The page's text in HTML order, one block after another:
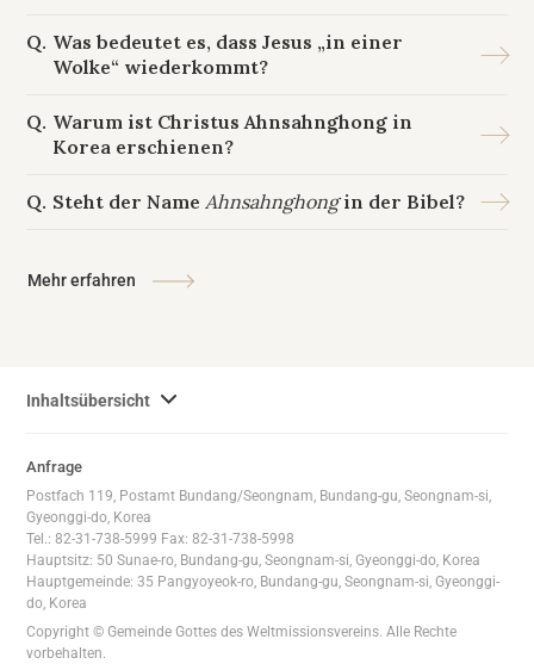
Was bedeutet es, dass Jesus „in einer
Wolke“ wiederkommt?
Warum ist Christus Ahnsahnghong in
Korea erschienen?
Steht der Name Ahnsahnghongin der Bibel?
Mehr erfahren
Inhaltsübersicht 사
체
보
Anfrage
Postfach 119, Postamt Bundang/Seongnam, Bundang-gu, Seongnam-si,
Gyeonggi-do, Korea
Tel.: 82-31-738-5999 Fax: 82-31-738-5998
Hauptsitz: 50 Sunae-ro, Bundang-gu, Seongnam-si, Gyeonggi-do, Korea
Hauptgemeinde: 35 Pangyoyeok-ro, Bundang-gu, Seongnam-si, Gyeonggi-
do, Korea
Copyright © Gemeinde Gottes des Weltmissionsvereins. Alle Rechte
vorbehalten.